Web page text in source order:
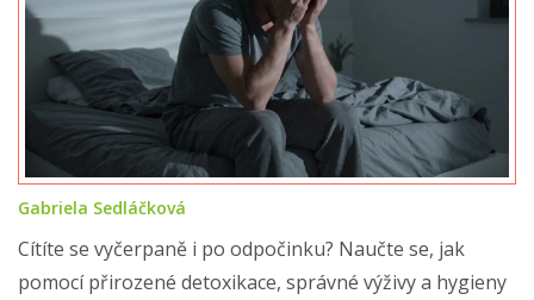
Gabriela Sedláčková
Cítíte se vyčerpaně i po odpočinku? Naučte se, jak
pomocí přirozené detoxikace, správné výživy a hygieny